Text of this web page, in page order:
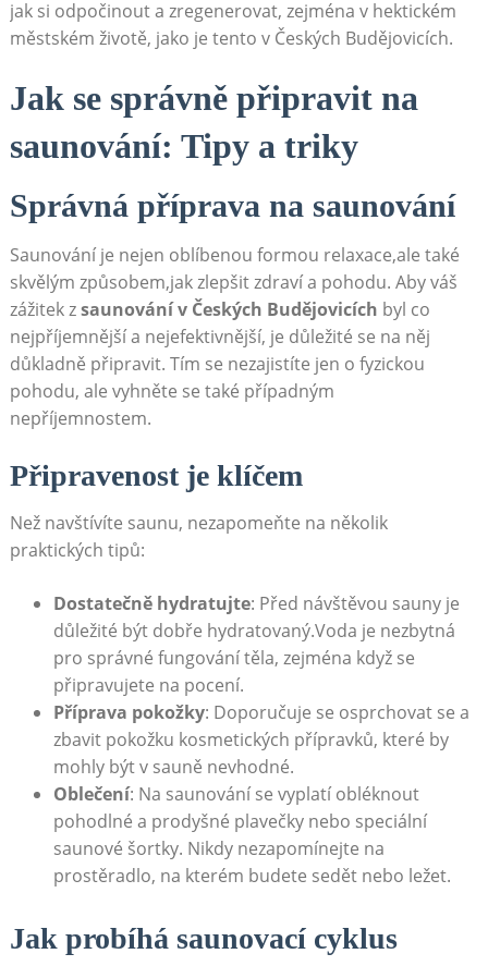
jak si ⁤odpočinout a zregenerovat, zejména v hektickém
městském životě, jako je tento v Českých ​Budějovicích.
Jak se ‍správně připravit ⁢na
saunování: Tipy a triky
Správná příprava na saunování
Saunování je nejen oblíbenou formou relaxace,ale také
skvělým způsobem,jak zlepšit zdraví a pohodu. Aby váš
zážitek zsaunování v Českých Budějovicích byl co
nejpříjemnější a nejefektivnější, ⁣je důležité se na něj
důkladně připravit. Tím ‌se nezajistíte jen o fyzickou
pohodu, ale vyhněte se také případným
nepříjemnostem.
Připravenost je klíčem
Než navštívíte saunu, nezapomeňte ​na několik
praktických tipů:
Dostatečně hydratujte: Před návštěvou ⁢sauny je
důležité být dobře hydratovaný.Voda⁢ je nezbytná
pro správné‍ fungování těla, zejména když se
připravujete na pocení.
Příprava pokožky: Doporučuje se osprchovat⁢ se a
zbavit pokožku kosmetických přípravků, které ‍by
mohly být ⁢v sauně nevhodné.
Oblečení: Na saunování se vyplatí obléknout
‍pohodlné a prodyšné plavečky⁣ nebo speciální
saunové šortky.⁤ Nikdy nezapomínejte na
prostěradlo, na kterém budete ‌sedět nebo ležet.
Jak probíhá saunovací cyklus